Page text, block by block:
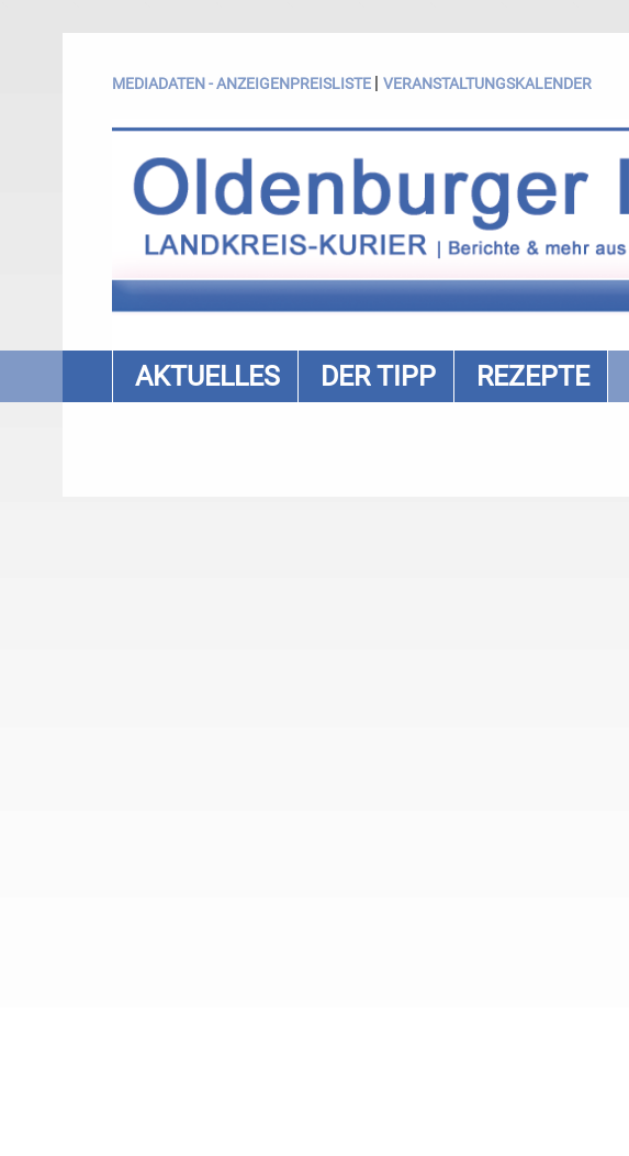
MEDIADATEN - ANZEIGENPREISLISTE | VERANSTALTUNGSKALENDER
AKTUELLES DER TIPP REZEPTE